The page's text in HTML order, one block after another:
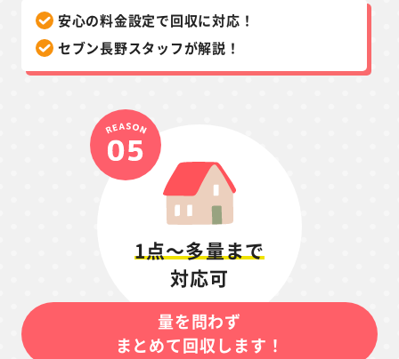
安心の料金設定で回収に対応！
セブン長野スタッフが解説！
1点～多量まで
対応可
量を問わず
まとめて回収します！